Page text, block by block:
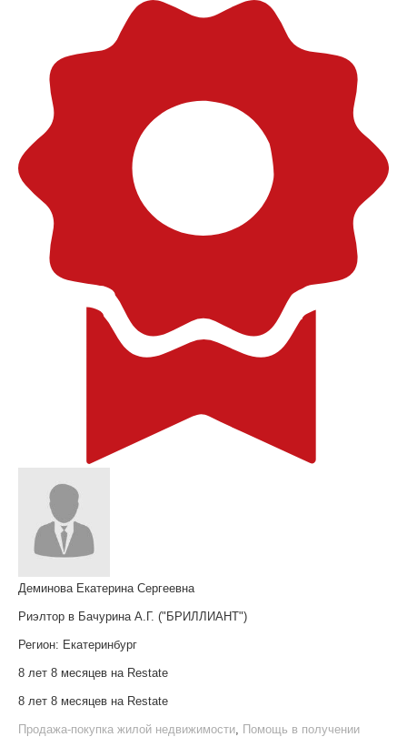
Деминова Екатерина Сергеевна
Риэлтор в Бачурина А.Г. ("БРИЛЛИАНТ")
Регион: Екатеринбург
8 лет 8 месяцев на Restate
8 лет 8 месяцев на Restate
Продажа-покупка жилой недвижимости Помощь в получении